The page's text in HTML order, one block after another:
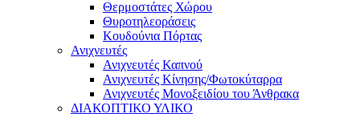
Θερμοστάτες Χώρου
Θυροτηλεοράσεις
Κουδούνια Πόρτας
Ανιχνευτές
Ανιχνευτές Καπνού
Ανιχνευτές Κίνησης/Φωτοκύταρρα
Ανιχνευτές Μονοξειδίου του Άνθρακα
ΔΙΑΚΟΠΤΙΚΟ ΥΛΙΚΟ